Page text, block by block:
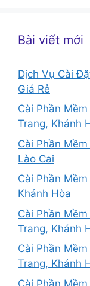
Bài viết mới
Dịch Vụ Cài
Giá Rẻ
Cài Phần
Trang, Khánh
Cài Phần
Lào Cai
Cài Phần
Khánh Hòa
Cài Phần
Trang, Khánh
Cài Phần
Trang, Khánh
Cài Phần